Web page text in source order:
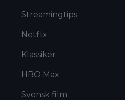
Streamingtips
Netflix
Klassiker
HBO Max
Svensk film